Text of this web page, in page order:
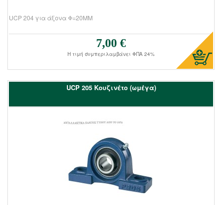
UCP 204 για άξονα Φ=20ΜΜ
7,00 €
Η τιμή συμπεριλαμβάνει ΦΠΑ 24%
UCΡ 205 Kουζινέτο (ωμέγα)